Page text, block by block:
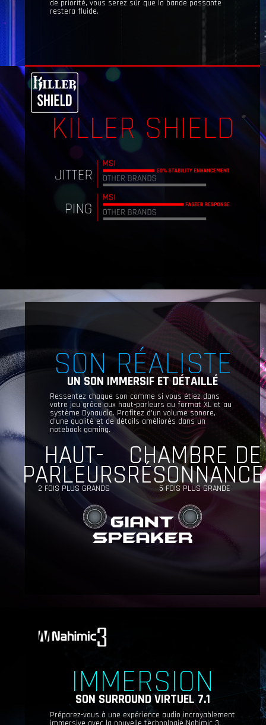
de priorité, vous serez sûr que la bande passante
restera fluide.
KILLER SHIELD
SON RÉALISTE
UN SON IMMERSIF ET DÉTAILLÉ
Ressentez chaque son comme si vous étiez dans
votre jeu grâce aux haut-parleurs au format XL et au
système Dynaudio. Profitez d'un volume sonore,
d'une qualité et de détails améliorés dans un
notebook gaming.
HAUT-
PARLEURS
2 FOIS PLUS GRANDS
CHAMBRE DE
RÉSONNANCE
5 FOIS PLUS GRANDE
IMMERSION
SON SURROUND VIRTUEL 7.1
Préparez-vous à une expérience audio incroyablement